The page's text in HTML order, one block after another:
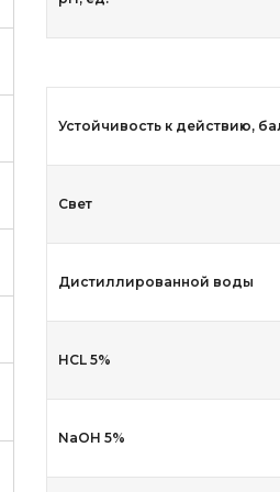
Устойчивость к действию,
Свет
Дистиллированной воды
HCL 5%
NaOH 5%